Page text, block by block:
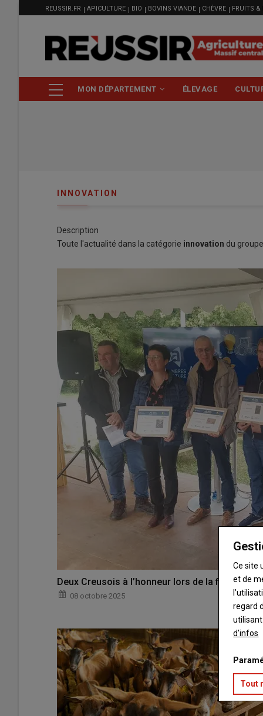
MENU
FILIÈRE
REUSSIR.FR APICULTURE BIO BOVINS VIANDE CHÈVRE FRUITS &
PRINCIPALEMON DÉPARTEMENT ÉLEVAGE
INNOVATION
Description
Toute l'actualité dans la catégorie innovation du
Deux Creusois à l’honneur lors de la finale
08 octobre 2025
Ce site
et de
regard
utilisant
d'infos
Tout